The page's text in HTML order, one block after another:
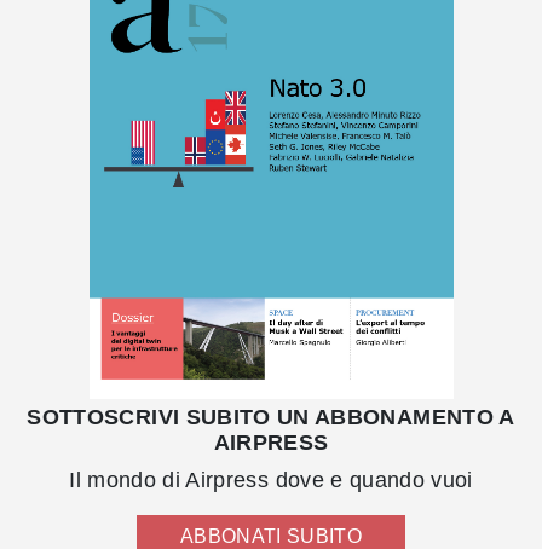
SOTTOSCRIVI SUBITO UN ABBONAMENTO A
AIRPRESS
Il mondo di Airpress dove e quando vuoi
ABBONATI SUBITO